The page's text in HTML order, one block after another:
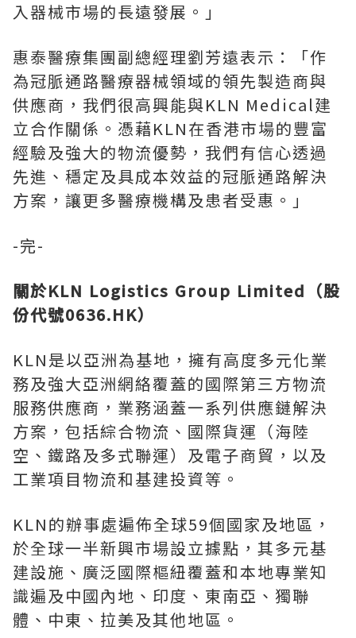
入器械市場的長遠發展。」
惠泰醫療集團副總經理劉芳遠表示：「作
為冠脈通路醫療器械領域的領先製造商與
供應商，我們很高興能與KLN Medical建
立合作關係。憑藉KLN在香港市場的豐富
經驗及強大的物流優勢，我們有信心透過
先進、穩定及具成本效益的冠脈通路解決
方案，讓更多醫療機構及患者受惠。」
-完-
關於KLN Logistics Group Limited （股
份代號0636.HK）
KLN是以亞洲為基地，擁有高度多元化業
務及強大亞洲網絡覆蓋的國際第三方物流
服務供應商，業務涵蓋一系列供應鏈解決
方案，包括綜合物流、國際貨運（海陸
空、鐵路及多式聯運）及電子商貿，以及
工業項目物流和基建投資等。
KLN的辦事處遍佈全球59個國家及地區，
於全球一半新興市場設立據點，其多元基
建設施、廣泛國際樞紐覆蓋和本地專業知
識遍及中國內地、印度、東南亞、獨聯
體、中東、拉美及其他地區。